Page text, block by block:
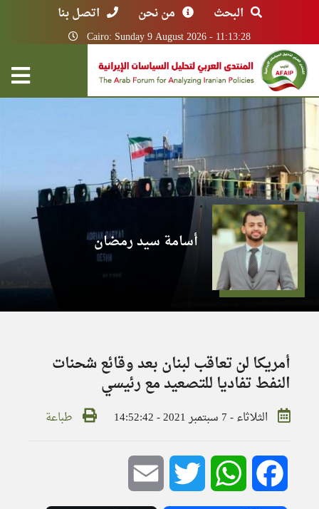
البحث من نحن اتصل بنا
Cairo: Sunday 9 August 2026 - 11:13:28
أسامة سيد رمضان
أمريكا لن تعاقب لبنان بعد وقائع شحنات
النفط تفاديا للتصعيد مع رئيسي
الثلاثاء - 7 سبتمبر 2021 - 14:52:42 طباعة
Facebook
WhatsApp
Twitter